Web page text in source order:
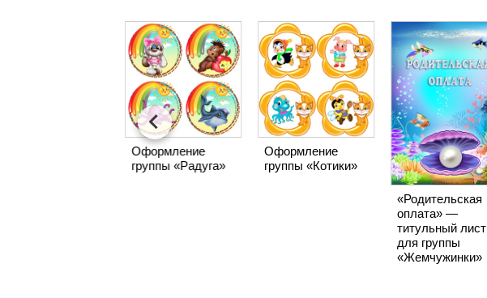
Оформление
группы «Радуга»
Оформление
группы «Котики»
«Родительская
оплата» —
титульный лист
для группы
«Жемчужинки»